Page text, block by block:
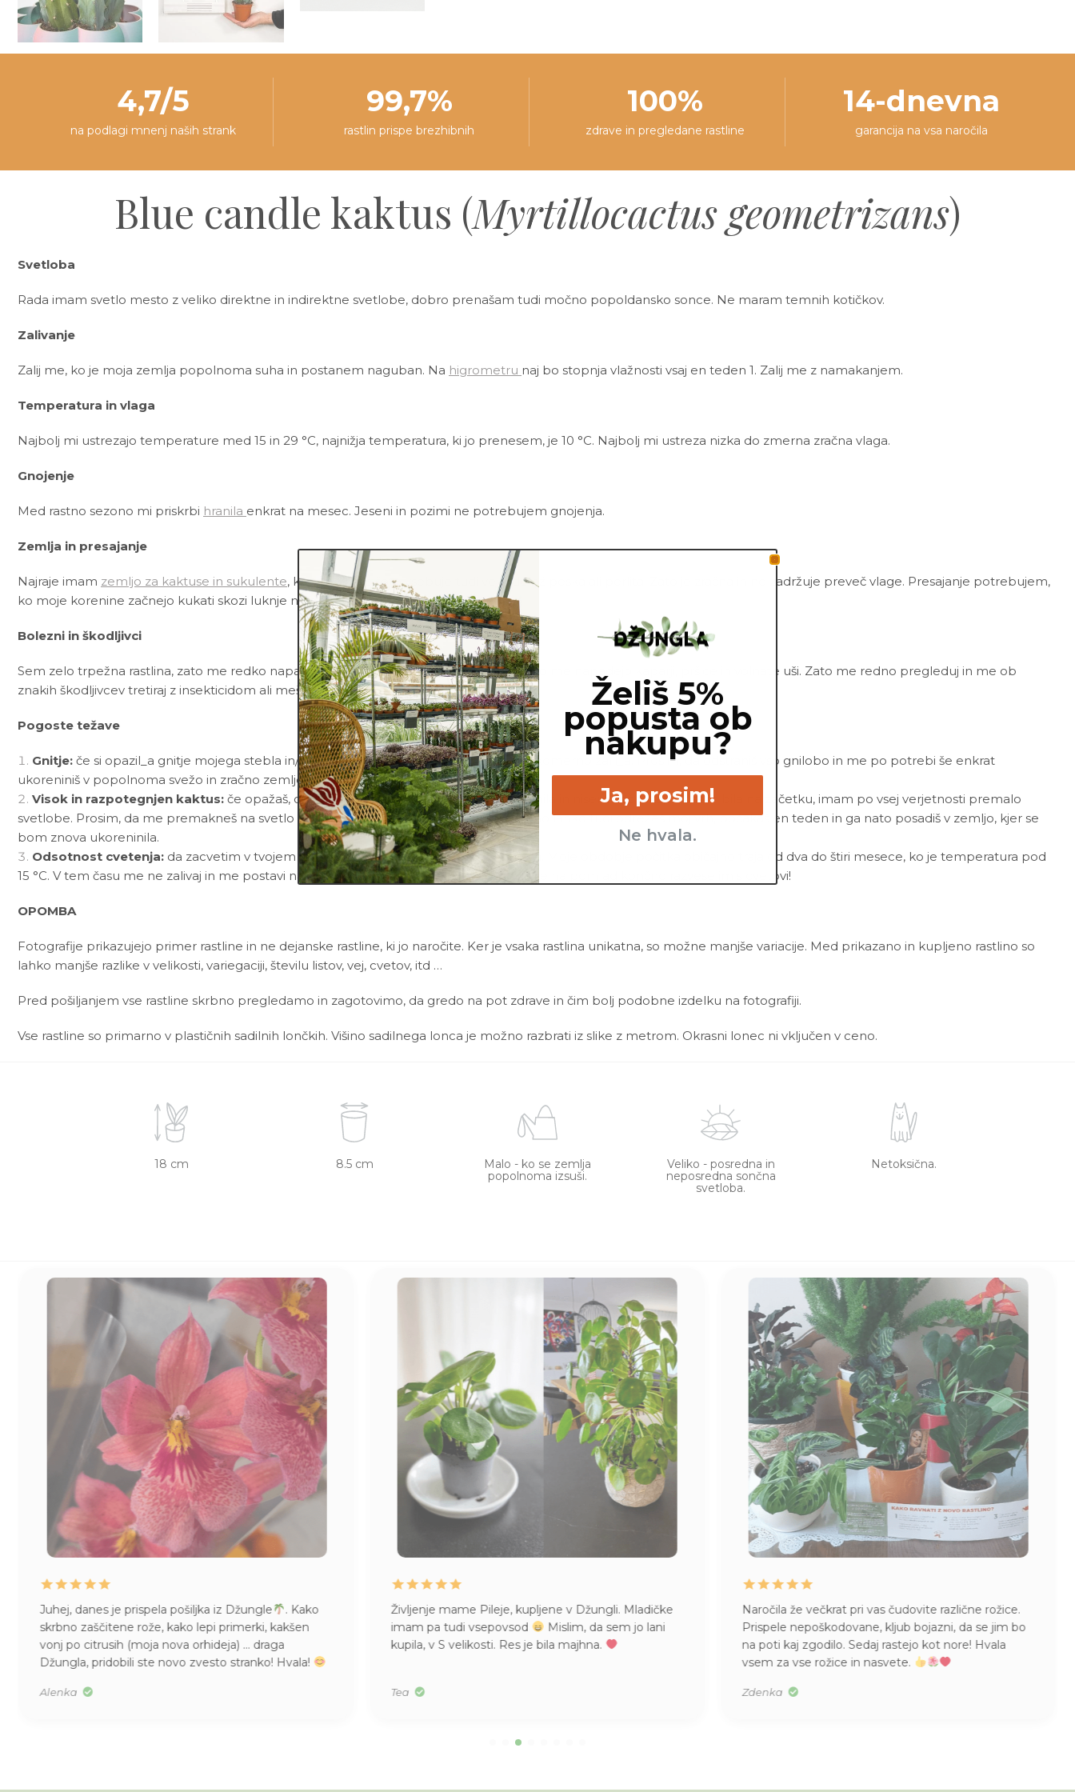
4,7/5
na podlagi mnenj naših strank
99,7%
rastlin prispe brezhibnih
100%
zdrave in pregledane rastline
14-dnevna
garancija na vsa naročila
Blue candle kaktus (Myrtillocactus geometrizans)
Svetloba
Rada imam svetlo mesto z veliko direktne in indirektne svetlobe, dobro prenašam tudi močno popoldansko sonce. Ne maram temnih kotičkov.
Zalivanje
Zalij me, ko je moja zemlja popolnoma suha in postanem naguban. Na higrometru naj bo stopnja vlažnosti vsaj en teden 1. Zalij me z namakanjem.
Temperatura in vlaga
Najbolj mi ustrezajo temperature med 15 in 29 °C, najnižja temperatura, ki jo prenesem, je 10 °C. Najbolj mi ustreza nizka do zmerna zračna vlaga.
Gnojenje
Med rastno sezono mi priskrbi hranila enkrat na mesec. Jeseni in pozimi ne potrebujem gnojenja.
Zemlja in presajanje
Najraje imam zemljo za kaktuse in sukulente, ki poleg črne šote vsebuje tudi velik delež peska ali perlita. Zato je zračna in ne zadržuje preveč vlage. Presajanje potrebujem,
ko moje korenine začnejo kukati skozi luknje na dnu lonca.
Bolezni in škodljivci
Sem zelo trpežna rastlina, zato me redko napadejo bolezni in škodljivci. Najbolj pogosto me napadejo kaparji, pršice in volnate uši. Zato me redno pregleduj in me ob
znakih škodljivcev tretiraj z insekticidom ali mešanicoNeem tonikain vode.
Pogoste težave
Gnitje: če si opazil_a gnitje mojega stebla in/ali korenin, si me po vsej verjetnosti prekomerno zalil_a. Prosim, da odstraniš vso gnilobo in me po potrebi še enkrat
ukoreniniš v popolnoma svežo in zračno zemljo.
Visok in razpotegnjen kaktus: če opažaš, da sem se v tvoji negi nekoliko razpotegnila in nisem več taka, kot sem bila na začetku, imam po vsej verjetnosti premalo
svetlobe. Prosim, da me premakneš na svetlo mesto s čim več direktne svetlobe. Vedno lahko tudi odrežeš moj vrh, počakaš en teden in ga nato posadiš v zemljo, kjer se
bom znova ukoreninila.
Odsotnost cvetenja: da zacvetim v tvojem domu, potrebujemo obdobje mirovanja. Moje obdobje počitka običajno traja od dva do štiri mesece, ko je temperatura pod
15 °C. V tem času me ne zalivaj in me postavi na sončno mesto. Nikoli ne veš, mogoče te na pomlad končno razveselim s cvetovi!
OPOMBA
Fotografije prikazujejo primer rastline in ne dejanske rastline, ki jo naročite. Ker je vsaka rastlina unikatna, so možne manjše variacije. Med prikazano in kupljeno rastlino so
lahko manjše razlike v velikosti, variegaciji, številu listov, vej, cvetov, itd …
Pred pošiljanjem vse rastline skrbno pregledamo in zagotovimo, da gredo na pot zdrave in čim bolj podobne izdelku na fotografiji.
Vse rastline so primarno v plastičnih sadilnih lončkih. Višino sadilnega lonca je možno razbrati iz slike z metrom. Okrasni lonec ni vključen v ceno.
18 cm 8.5 cm
Malo - ko se zemlja
popolnoma izsuši.
Veliko - posredna in
neposredna sončna
svetloba.
Netoksična.
. Kako
kakšen
Hvala!
Življenje mame Pileje, kupljene v Džungli. Mladičke
imam pa tudi vsepovsod
Mislim, da sem jo lani
kupila, v S velikosti. Res je bila majhna.
Naročila že večkrat pri vas čudovite različne rožice.
Prispele nepoškodovane, kljub bojazni, da se jim bo
na poti kaj zgodilo. Sedaj rastejo kot nore! Hvala
Zelo zadovoljna z vašim veseljem do dela,
do strank ter skrbjo, ki jo vlagate v rastline.
pokaže, ko rastlino prejmeš na dom, v
naprej uspeva.
Želiš 5%
popusta ob
nakupu?
Ja, prosim!
Ne hvala.